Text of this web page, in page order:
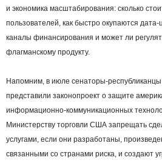
и экономика масштабирования: сколько
пользователей, как быстро окупаются
каналы финансирования и может ли
флагманскому продукту.
Напомним, в июле сенаторы-
представили законопроект о защите
информационно-коммуникационных
Министерству торговли США запрещать
услугами, если они разработаны,
связанными со странами риска, и создают